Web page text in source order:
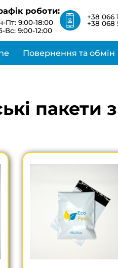
роботи:
Пт: 9:00-18:00
Вс: 9:00-12:00
+38 066
+38 068
Повернення та обмін
пакети